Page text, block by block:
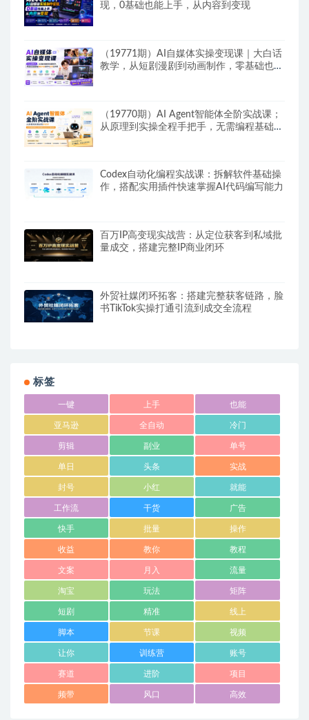
现，0基础也能上手，从内容到变现
（19771期）AI自媒体实操变现课｜大白话
教学，从短剧漫剧到动画制作，零基础也能
（19770期）AI Agent智能体全阶实战课；
从原理到实操全程手把手，无需编程基础也
Codex自动化编程实战课：拆解软件基础操
作，搭配实用插件快速掌握AI代码编写能力
百万IP高变现实战营：从定位获客到私域批
量成交，搭建完整IP商业闭环
外贸社媒闭环拓客：搭建完整获客链路，脸
书TikTok实操打通引流到成交全流程
标签
一键 上手 也能
亚马逊 全自动 冷门
剪辑 副业 单号
单日 头条 实战
封号 小红 就能
工作流 干货 广告
快手 批量 操作
收益 教你 教程
文案 月入 流量
淘宝 玩法 矩阵
短剧 精准 线上
脚本 节课 视频
让你 训练营 账号
赛道 进阶 项目
频带 风口 高效